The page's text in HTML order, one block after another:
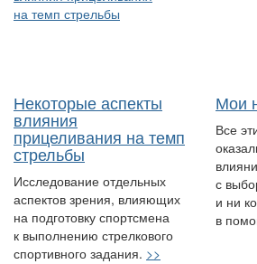
Некоторые аспекты
влияния
прицеливания на темп
стрельбы
Исследование отдельных
аспектов зрения, влияющих
на подготовку спортсмена
к выполнению стрелкового
спортивного задания. >>
Мои
Все
с
и ни
в